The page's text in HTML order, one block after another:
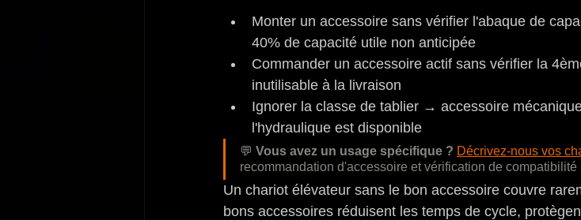
Monter un accessoire sans vérifier l'abaque de
40% de capacité utile non anticipée
Commander un accessoire actif sans vérifier la
inutilisable à la livraison
Ignorer la classe de tablier → accessoire
l'hydraulique est disponible
💬 Vous avez un usage spécifique ? Décrivez-nous vos
recommandation d'accessoire et vérification de compatibilité
Un chariot élévateur sans le bon accessoire couvre
bons accessoires réduisent les temps de cycle,